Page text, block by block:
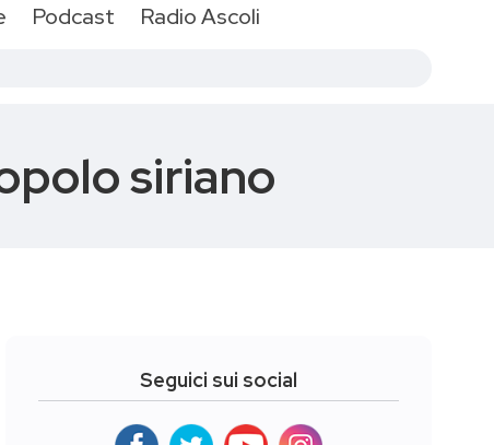
Podcast Radio Ascoli
siriano
Seguici sui social